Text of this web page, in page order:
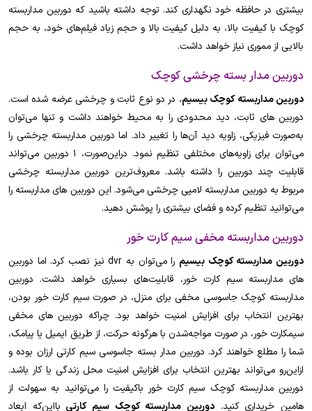
بیشتری در حافظه خود نگهداری کند. توجه داشته باشید که دوربین مداربسته
کوچک با کیفیت بالا، به دلیل کیفیت بالا و حجم زیاد فیلم‌های خود، به حجم
بالایی از مموری نیاز خواهد داشت.
دوربین مدار بسته چرخشی کوچک
دوربین مداربسته کوچک بیسیم، در دو نوع ثابت و چرخشی عرضه شده است.
دوربین های ثابت، دید محدودی را به محیط خواهند داشت و تنها می‌توان
به‌صورت فیزیکی، زاویه دید آن‌ها را تغییر داد. اما دوربین مداربسته چرخشی را
می‌توان برای زاویه‌های مختلفی تنظیم نمود. دراین‌صورت، 1 دوربین می‌تواند
قابلیت چند دوربین را داشته باشد. معروف‌ترین دوربین مداربسته چرخشی
مربوط به دوربین مداربسته لامپی چرخشی می‌شود. این دوربین های مداربسته را
می‌توانید تنظیم کرده و فضای بیشتری را پوشش دهید.
دوربین مداربسته مخفی سیم کارت خور
دوربین مداربسته کوچک بیسیم
را می‌توان به dvr نیز نصب کرد. اما دوربین
های مداربسته سیم کارت خور، قابلیت‌های بسیاری خواهد داشت. دوربین
مداربسته کوچک جاسوسی مخفی برای منزل، در صورت سیم کارت خور بودن،
بهترین انتخاب برای افزایش امنیت خواهد بود. چراکه دوربین های مخفی
سیمکارت خور، در صورت مواجه‌شدن با هرگونه حرکت، از طریق ایمیل یا پیامک،
شما را مطلع خواهند کرد. دوربین مدار بسته جاسوسی سیم کارتی ارزان بوده و
ازاین‌رو می‌تواند بهترین انتخاب برای افزایش امنیت محل زندگی یا کار باشد.
دوربین مداربسته کوچک سیم کارت خور باکیفیت را می‌توانید به سهولت از
هامین خریداری کنید. دوربین مداربسته کوچک سیم کارتی بااین‌که ابعاد